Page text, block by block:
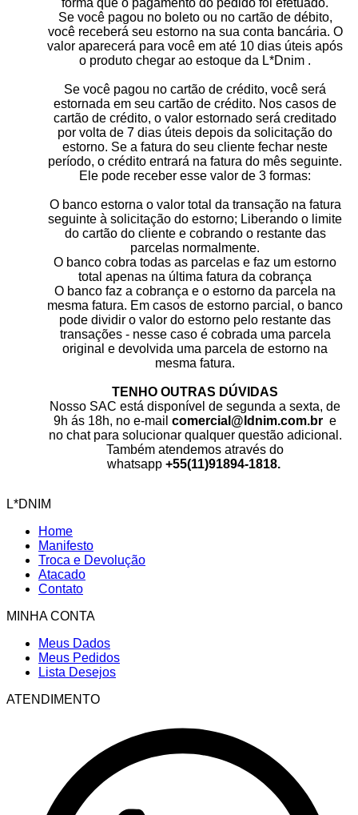
forma que o pagamento do pedido foi efetuado.
Se você pagou no boleto ou no cartão de débito,
você receberá seu estorno na sua conta bancária. O
valor aparecerá para você em até 10 dias úteis após
o produto chegar ao estoque da L*Dnim .
Se você pagou no cartão de crédito, você será
estornada em seu cartão de crédito. Nos casos de
cartão de crédito, o valor estornado será creditado
por volta de 7 dias úteis depois da solicitação do
estorno. Se a fatura do seu cliente fechar neste
período, o crédito entrará na fatura do mês seguinte.
Ele pode receber esse valor de 3 formas:
O banco estorna o valor total da transação na fatura
seguinte à solicitação do estorno; Liberando o limite
do cartão do cliente e cobrando o restante das
parcelas normalmente.
O banco cobra todas as parcelas e faz um estorno
total apenas na última fatura da cobrança
O banco faz a cobrança e o estorno da parcela na
mesma fatura. Em casos de estorno parcial, o banco
pode dividir o valor do estorno pelo restante das
transações - nesse caso é cobrada uma parcela
original e devolvida uma parcela de estorno na
mesma fatura.
TENHO OUTRAS DÚVIDAS
Nosso SAC está disponível de segunda a sexta, de
9h ás 18h, no e-mail comercial@ldnim.com.br e
no chat para solucionar qualquer questão adicional.
Também atendemos através do
whatsapp +55(11)91894-1818.
L*DNIM
Home
Manifesto
Troca e Devolução
Atacado
Contato
MINHA CONTA
Meus Dados
Meus Pedidos
Lista Desejos
ATENDIMENTO